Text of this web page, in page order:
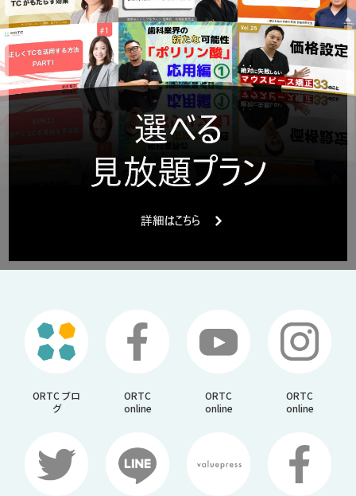
ORTC ブロ
グ
ORTC
online
ORTC
online
ORTC
online